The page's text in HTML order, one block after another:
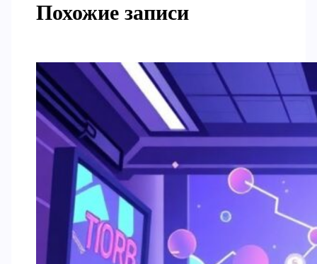
Похожие записи